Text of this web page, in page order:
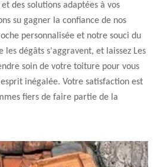
des solutions adaptées à vos
su gagner la confiance de nos
personnalisée et notre souci du
les dégâts s'aggravent, et laissez Les
soin de votre toiture pour vous
inégalée. Votre satisfaction est
fiers de faire partie de la